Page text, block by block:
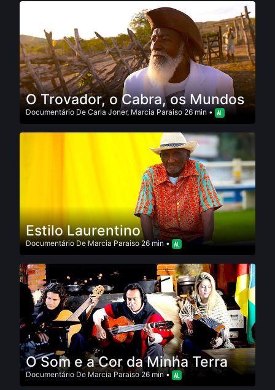
O Trovador, o Cabra, os Mundos
Documentário De Carla Joner,Marcia Paraiso26 min •
Estilo Laurentino
DocumentárioDeMarcia Paraiso26 min •
O Som e a Cor da Minha Terra
Documentário De Marcia Paraiso26 min •